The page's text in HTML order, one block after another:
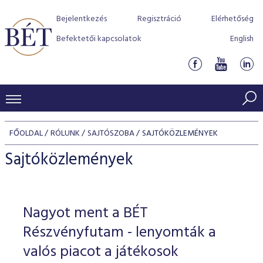
Bejelentkezés Regisztráció
Elérhetőség
Befektetői kapcsolatok
English
KERESKEDÉSI ADATOK
INDEXEK
Jelzáloglevél indexek
Vállalati kötvény indexek
Azonnali Piac
Részvények
Származékos piac
BEFEKTETŐK
Részvény szekció
Hitelpapír szekció
BÉT szabályzatok
Befektetővédelem
Alkalmazott díjstruktúra
Elszámolás
Részvény és vállalati kötvény tőzsdei bevezetését
program
BÉT Xtend - Részvénypiac egyszerűen
TŐZSDETAGOK
Tőzsdetagok, üzletkötők
VENDOROK
FŐOLDAL RÓLUNK SAJTÓSZOBA SAJTÓKÖZLEMÉNYEK
Sajtóközlemények
Nagyot ment a BÉT
Részvényfutam - lenyomták a
valós piacot a játékosok